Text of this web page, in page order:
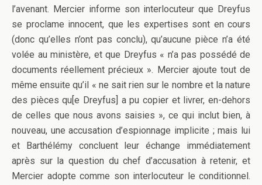
l’avenant. Mercier informe son interlocuteur que Dreyfus
se proclame innocent, que les expertises sont en cours
(donc qu’elles n’ont pas conclu), qu’aucune pièce n’a été
volée au ministère, et que Dreyfus « n’a pas possédé de
documents réellement précieux ». Mercier ajoute tout de
même ensuite qu’il « ne sait rien sur le nombre et la nature
des pièces qu[e Dreyfus] a pu copier et livrer, en-dehors
de celles que nous avons saisies », ce qui inclut bien, à
nouveau, une accusation d’espionnage implicite ; mais lui
et Barthélémy concluent leur échange immédiatement
après sur la question du chef d’accusation à retenir, et
Mercier adopte comme son interlocuteur le conditionnel.